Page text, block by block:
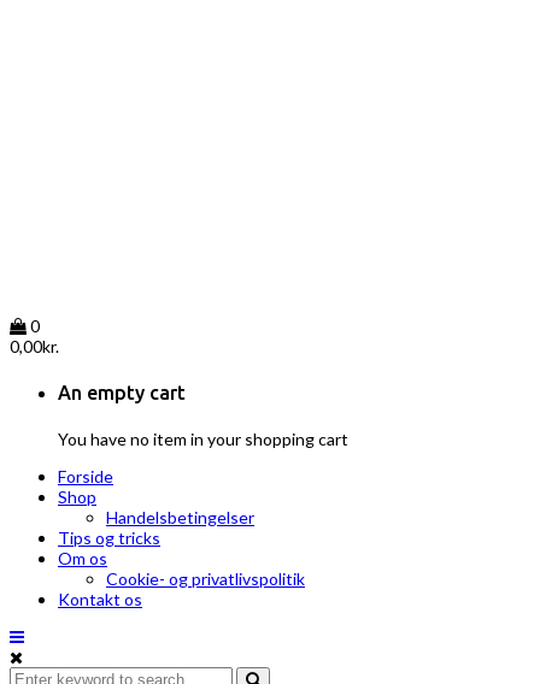
0
0,00kr.
An empty cart
You have no item in your shopping cart
Forside
Shop
Handelsbetingelser
Tips og tricks
Om os
Cookie- og privatlivspolitik
Kontakt os